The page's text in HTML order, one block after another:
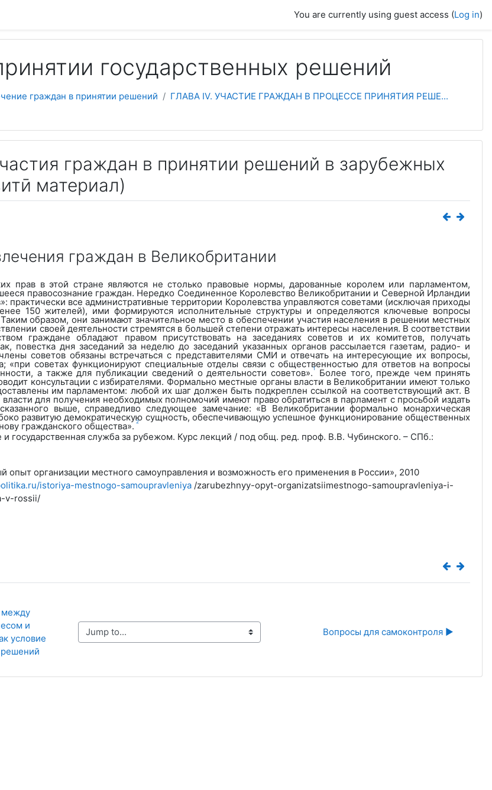
You are currently using guest access (Log in)
государственных решений
граждан в принятии решений
ГЛАВА IV. УЧАСТИЕ ГРАЖДАН В ПРОЦЕССЕ ПРИНЯТИЯ РЕШЕ...
граждан в принятии решений в зарубежных
материал)
граждан в Великобритании
прав в этой стране являются не столько правовые нормы, дарованные королем или парламентом,
правосознание граждан. Нередко Соединенное Королевство Великобритании и Северной Ирландии
практически все административные территории Королевства управляются советами (исключая приходы
150 жителей), ими формируются исполнительные структуры и определяются ключевые вопросы
образом, они занимают значительное место в обеспечении участия населения в решении местных
своей деятельности стремятся в большей степени отражать интересы населения. В соответствии
граждане обладают правом присутствовать на заседаниях советов и их комитетов, получать
повестка дня заседаний за неделю до заседаний указанных органов рассылается газетам, радио- и
советов обязаны встречаться с представителями СМИ и отвечать на интересующие их вопросы,
«при советах функционируют специальные отделы связи с общественностью для ответов на вопросы
а также для публикации сведений о деятельности советов».1 Более того, прежде чем принять
консультации с избирателями. Формально местные органы власти в Великобритании имеют только
им парламентом: любой их шаг должен быть подкреплен ссылкой на соответствующий акт. В
для получения необходимых полномочий имеют право обратиться в парламент с просьбой издать
выше, справедливо следующее замечание: «В Великобритании формально монархическая
развитую демократическую сущность, обеспечивающую успешное функционирование общественных
гражданского общества». 2
и государственная служба за рубежом. Курс лекций / под общ. ред. проф. В.В. Чубинского. – СПб.:
организации местного самоуправления и возможность его применения в России», 2010
istoriya-mestnogo-samoupravleniya/zarubezhnyy-opyt-organizatsiimestnogo-samoupravleniya-i-
v-rossii/
и
условие
Jump to... Вопросы для самоконтроля ▶︎